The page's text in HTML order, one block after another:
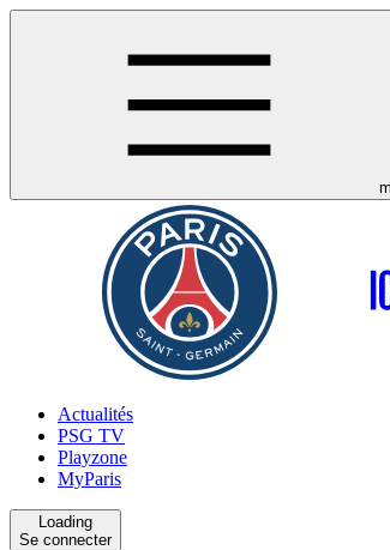
Actualités
PSG TV
Playzone
MyParis
Loading
Se connecter